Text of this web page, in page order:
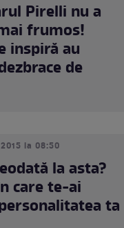
Pirelli nu a
frumos!
inspiră au
de
la 08:50
la asta?
care te-ai
ta